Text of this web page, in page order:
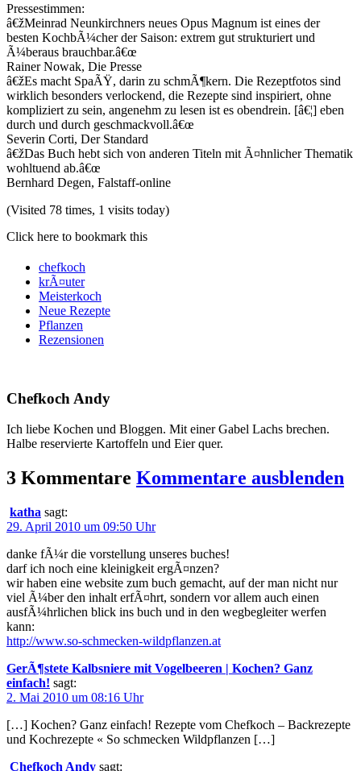
Pressestimmen:
â€žMeinrad Neunkirchners neues Opus Magnum ist eines der
besten KochbÃ¼cher der Saison: extrem gut strukturiert und
Ã¼beraus brauchbar.â€œ
Rainer Nowak, Die Presse
â€žEs macht SpaÃŸ, darin zu schmÃ¶kern. Die Rezeptfotos sind
wirklich besonders verlockend, die Rezepte sind inspiriert, ohne
kompliziert zu sein, angenehm zu lesen ist es obendrein. [â€¦] eben
durch und durch geschmackvoll.â€œ
Severin Corti, Der Standard
â€žDas Buch hebt sich von anderen Titeln mit Ã¤hnlicher Thematik
wohltuend ab.â€œ
Bernhard Degen, Falstaff-online
(Visited 78 times, 1 visits today)
Click here to bookmark this
chefkoch
krÃ¤uter
Meisterkoch
Neue Rezepte
Pflanzen
Rezensionen
Chefkoch Andy
Ich liebe Kochen und Bloggen. Mit einer Gabel Lachs brechen.
Halbe reservierte Kartoffeln und Eier quer.
3 Kommentare Kommentare ausblenden
katha sagt:
29. April 2010 um 09:50 Uhr
danke fÃ¼r die vorstellung unseres buches!
darf ich noch eine kleinigkeit ergÃ¤nzen?
wir haben eine website zum buch gemacht, auf der man nicht nur
viel Ã¼ber den inhalt erfÃ¤hrt, sondern vor allem auch einen
ausfÃ¼hrlichen blick ins buch und in den wegbegleiter werfen
kann:
http://www.so-schmecken-wildpflanzen.at
GerÃ¶stete Kalbsniere mit Vogelbeeren | Kochen? Ganz
einfach! sagt:
2. Mai 2010 um 08:16 Uhr
[…] Kochen? Ganz einfach! Rezepte vom Chefkoch – Backrezepte
und Kochrezepte « So schmecken Wildpflanzen […]
Chefkoch Andy sagt: